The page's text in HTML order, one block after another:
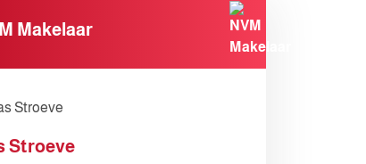
Makelaar
Stroeve